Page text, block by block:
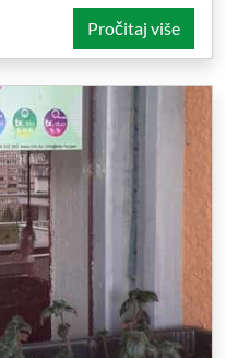
Pročitaj više